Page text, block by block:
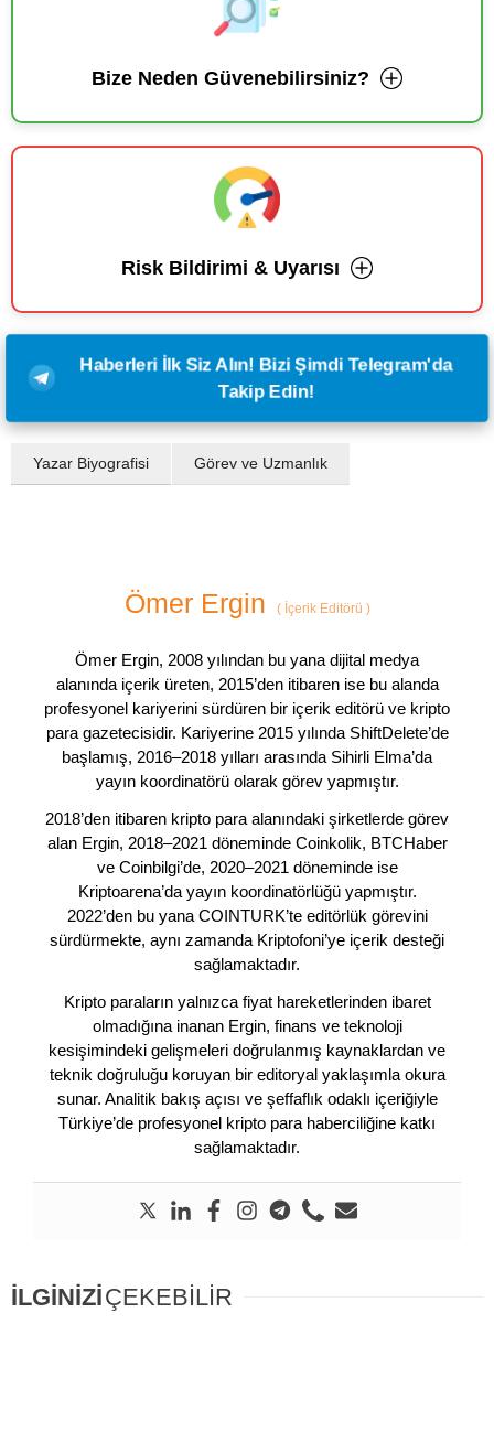
Bize Neden Güvenebilirsiniz?
Risk Bildirimi & Uyarısı
Haberleri İlk Siz Alın! Bizi Şimdi Telegram'da
Takip Edin!
Yazar Biyografisi Görev ve Uzmanlık
Ömer Ergin (İçerik Editörü )
Ömer Ergin, 2008 yılından bu yana dijital medya
alanında içerik üreten, 2015’den itibaren ise bu alanda
profesyonel kariyerini sürdüren bir içerik editörü ve kripto
para gazetecisidir. Kariyerine 2015 yılında ShiftDelete’de
başlamış, 2016–2018 yılları arasında Sihirli Elma’da
yayın koordinatörü olarak görev yapmıştır.
2018’den itibaren kripto para alanındaki şirketlerde görev
alan Ergin, 2018–2021 döneminde Coinkolik, BTCHaber
ve Coinbilgi’de, 2020–2021 döneminde ise
Kriptoarena’da yayın koordinatörlüğü yapmıştır.
2022’den bu yana COINTURK’te editörlük görevini
sürdürmekte, aynı zamanda Kriptofoni’ye içerik desteği
sağlamaktadır.
Kripto paraların yalnızca fiyat hareketlerinden ibaret
olmadığına inanan Ergin, finans ve teknoloji
kesişimindeki gelişmeleri doğrulanmış kaynaklardan ve
teknik doğruluğu koruyan bir editoryal yaklaşımla okura
sunar. Analitik bakış açısı ve şeffaflık odaklı içeriğiyle
Türkiye’de profesyonel kripto para haberciliğine katkı
sağlamaktadır.
İLGİNİZİÇEKEBİLİR